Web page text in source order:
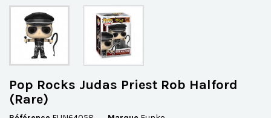
Pop Rocks Judas Priest Rob Halford
(Rare)